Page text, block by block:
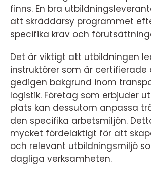
finns. En bra
att skräddarsy programmet
specifika krav och
Det är viktigt att utbildningen
instruktörer som är certifierade
gedigen bakgrund inom
logistik. Företag som erbjuder
plats kan dessutom anpassa
den specifika arbetsmiljön.
mycket fördelaktigt för att
och relevant utbildningsmiljö
dagliga verksamheten.